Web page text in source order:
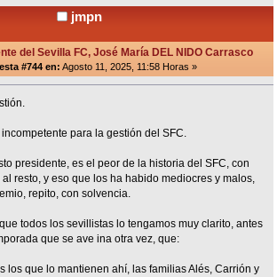
jmpn
del Sevilla FC, José María DEL NIDO Carrasco
#744 en: Agosto 11, 2025, 11:58 Horas »
para la gestión del SFC.
presidente, es el peor de la historia del SFC, con
resto, y eso que los ha habido mediocres y malos,
repito, con solvencia.
todos los sevillistas lo tengamos muy clarito, antes
que se ave ina otra vez, que:
los que lo mantienen ahí, las familias Alés, Carrión y